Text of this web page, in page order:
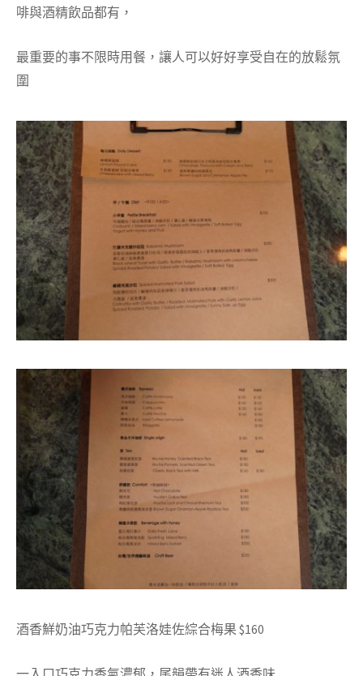
啡與酒精飲品都有，
最重要的事不限時用餐，讓人可以好好享受自在的放鬆氛
圍
酒香鮮奶油巧克力帕芙洛娃佐綜合梅果 $160